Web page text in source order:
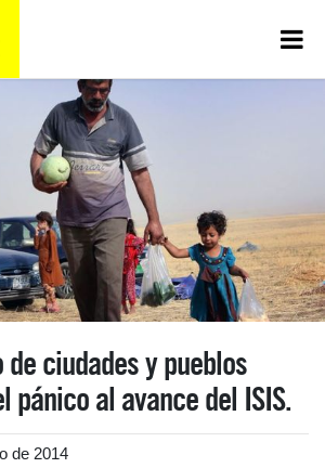
de ciudades y pueblos
pánico al avance del ISIS.
de 2014